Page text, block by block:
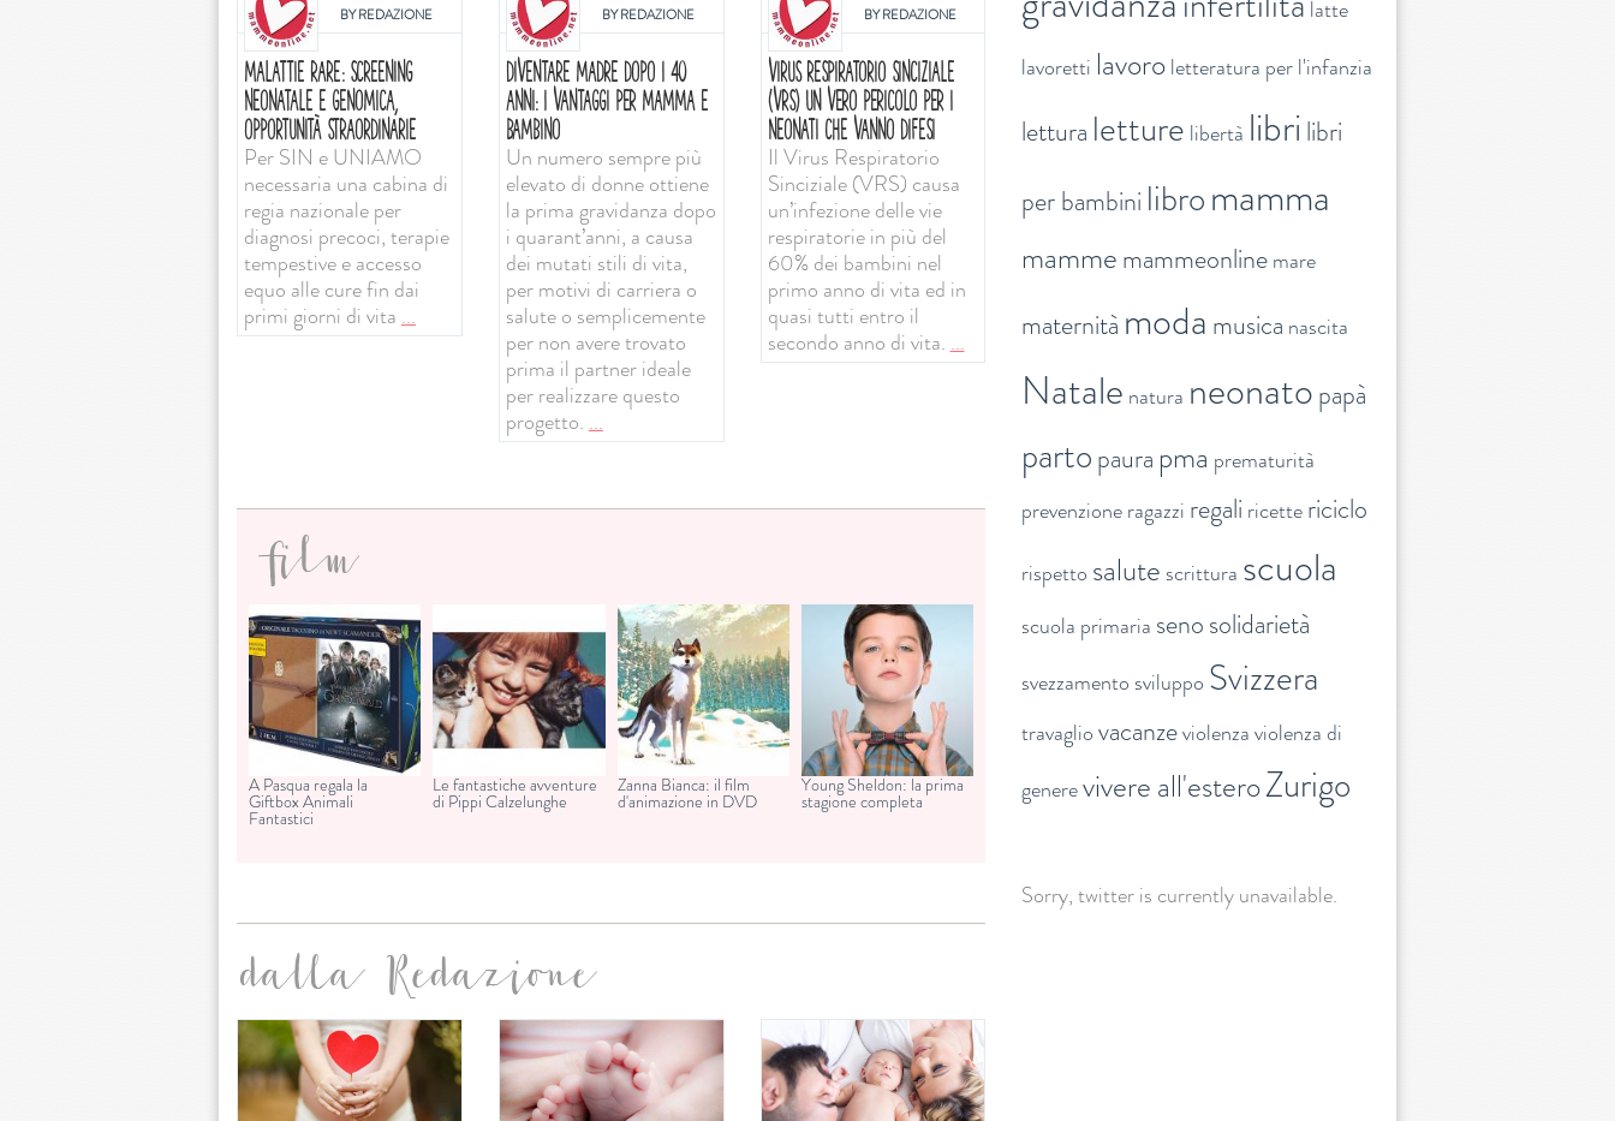
BYREDAZIONE
MALATTIE RARE: SCREENING
NEONATALE E GENOMICA,
OPPORTUNITÀ STRAORDINARIE
Per SIN e UNIAMO
necessaria una cabina di
regia nazionale per
diagnosi precoci, terapie
tempestive e accesso
equo alle cure fin dai
primi giorni di vita ...
BYREDAZIONE
DIVENTARE MADRE DOPO I 40
ANNI: I VANTAGGI PER MAMMA E
BAMBINO
Un numero sempre più
elevato di donne ottiene
la prima gravidanza dopo
i quarant’anni, a causa
dei mutati stili di vita,
per motivi di carriera o
salute o semplicemente
per non avere trovato
prima il partner ideale
per realizzare questo
progetto. ...
BYREDAZIONE
VIRUS RESPIRATORIO SINCIZIALE
(VRS) UN VERO PERICOLO PER I
NEONATI CHE VANNO DIFESI
Il Virus Respiratorio
Sinciziale (VRS) causa
un’infezione delle vie
respiratorie in più del
60% dei bambini nel
primo anno di vita ed in
quasi tutti entro il
secondo anno di vita. ...
film
A Pasqua regala la
Giftbox Animali
Fantastici
Le fantastiche avventure
di Pippi Calzelunghe
Zanna Bianca: il film
d'animazione in DVD
Young Sheldon: la prima
stagione completa
dalla Redazione
latte
lavoretti lavoroletteratura per l'infanzia
lettura letture libertà libri libri
per bambini libromamma
mammemammeonlinemare
maternità moda musica nascita
Natale natura neonatopapà
partopaura pma prematurità
prevenzioneragazzi regali ricettericiclo
rispetto salute scrittura scuola
scuola primaria senosolidarietà
svezzamento sviluppo Svizzera
travaglio vacanzeviolenza violenza di
generevivere all'esteroZurigo
Sorry, twitter is currently unavailable.